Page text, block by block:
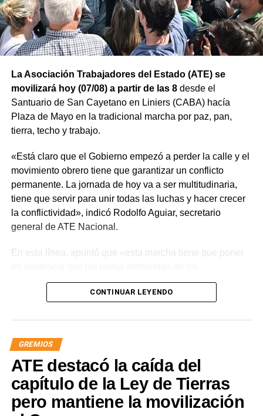
La Asociación Trabajadores del Estado (ATE) se
movilizará hoy (07/08) a partir de las 8desde el
Santuario de San Cayetano en Liniers (CABA) hacía
Plaza de Mayo en la tradicional marcha por paz, pan,
tierra, techo y trabajo.
«Está claro que el Gobierno empezó a perder la calle y el
movimiento obrero tiene que garantizar un conflicto
permanente. La jornada de hoy va a ser multitudinaria,
tiene que servir para unir todas las luchas y hacer crecer
la conflictividad», indicó Rodolfo Aguiar, secretario
general de ATE Nacional.
En esta línea, apuntó que «esta marcha tiene que poner
trabajadores, jubilados y los sectores populares no
encuentran respuestas, y que el gobierno es el exclusivo
mayoría de la sociedad».
«Lo demuestran las encuestas, a Milei se le están
terminando las balas. Tiene que saber que empezamos a
ir por él», sentenció Aguiar.
Las movilizaciones además se replicarán en todas las
CONTINUAR LEYENDO
GREMIOS
ATE destacó la caída del
capítulo de la Ley de Tierras
pero mantiene la movilización